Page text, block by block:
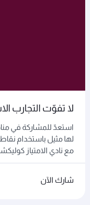
لا تفوّت التجارب
استعدّ للمشاركة في
لها مثيل باستخدام
مع نادي الامتياز
شارك الآن